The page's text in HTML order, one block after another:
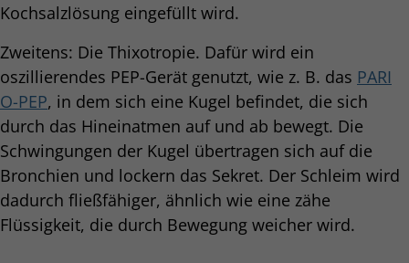
Kochsalzlösung eingefüllt wird.
Zweitens: Die Thixotropie. Dafür wird ein
oszillierendes PEP-Gerät genutzt, wie z. B. das PARI
O-PEP, in dem sich eine Kugel befindet, die sich
durch das Hineinatmen auf und ab bewegt. Die
Schwingungen der Kugel übertragen sich auf die
Bronchien und lockern das Sekret. Der Schleim wird
dadurch fließfähiger, ähnlich wie eine zähe
Flüssigkeit, die durch Bewegung weicher wird.